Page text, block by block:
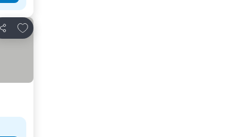
Compartir
Añadir a favoritos